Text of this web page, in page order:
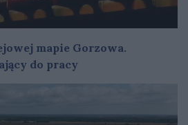
mapie Gorzowa.
do pracy